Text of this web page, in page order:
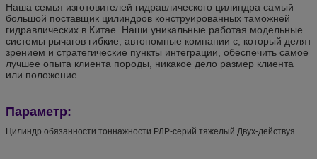
Наша семья изготовителей гидравлического цилиндра самый
большой поставщик цилиндров конструированных таможней
гидравлических в Китае. Наши уникальные работая модельные
системы рычагов гибкие, автономные компании с, который делят
зрением и стратегические пункты интеграции, обеспечить самое
лучшее опыта клиента породы, никакое дело размер клиента
или положение.
Параметр:
Цилиндр обязанности тоннажности РЛР-серий тяжелый Двух-действуя